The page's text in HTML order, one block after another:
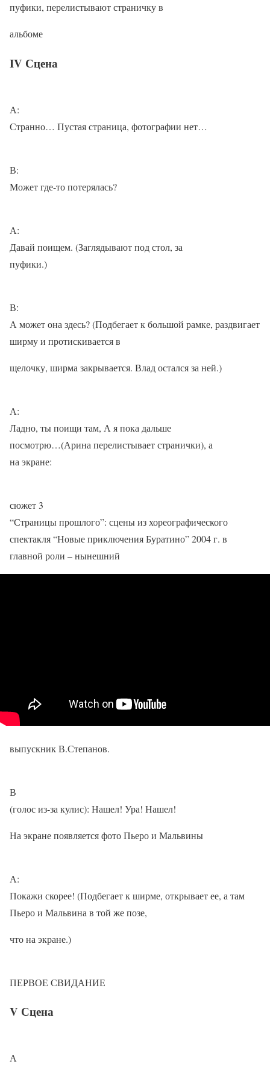
пуфики, перелистывают страничку в
альбоме
IV Сцена
А:
Странно… Пустая страница, фотографии нет…
В:
Может где-то потерялась?
А:
Давай поищем. (Заглядывают под стол, за
пуфики.)
В:
А может она здесь? (Подбегает к большой рамке, раздвигает
ширму и протискивается в
щелочку, ширма закрывается. Влад остался за ней.)
А:
Ладно, ты поищи там, А я пока дальше
посмотрю…(Арина перелистывает странички), а
на экране:
сюжет 3
“Страницы прошлого”: сцены из хореографического
спектакля “Новые приключения Буратино” 2004 г. в
главной роли – нынешний
выпускник В.Степанов.
В
(голос из-за кулис): Нашел! Ура! Нашел!
На экране появляется фото Пьеро и Мальвины
А:
Покажи скорее! (Подбегает к ширме, открывает ее, а там
Пьеро и Мальвина в той же позе,
что на экране.)
ПЕРВОЕ СВИДАНИЕ
V Сцена
А